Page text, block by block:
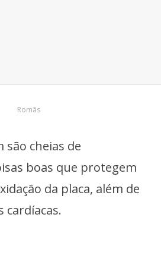
Romãs
cheias de
boas que protegem
da placa, além de
cardíacas.